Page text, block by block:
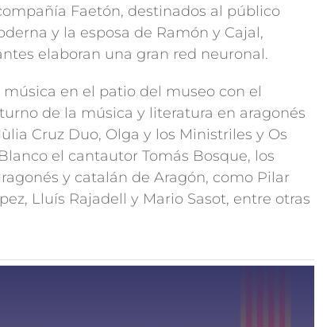
Faetón, destinados al público
y la esposa de Ramón y Cajal,
elaboran una gran red neuronal.
en el patio del museo con el
turno de la música y literatura en aragonés
Cruz Duo, Olga y los Ministriles y Os
el cantautor Tomás Bosque, los
y catalán de Aragón, como Pilar
Lluís Rajadell y Mario Sasot, entre otras